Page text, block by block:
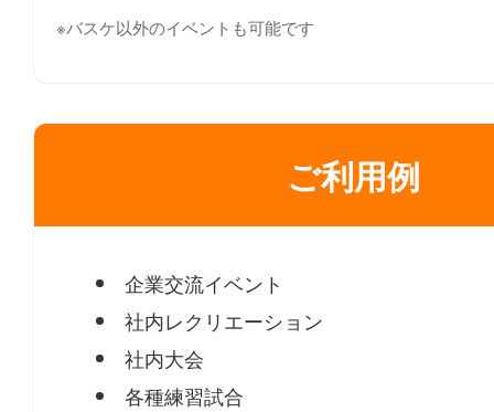
※バスケ以外のイベントも可能です
ご利用例
企業交流イベント
社内レクリエーション
社内大会
各種練習試合